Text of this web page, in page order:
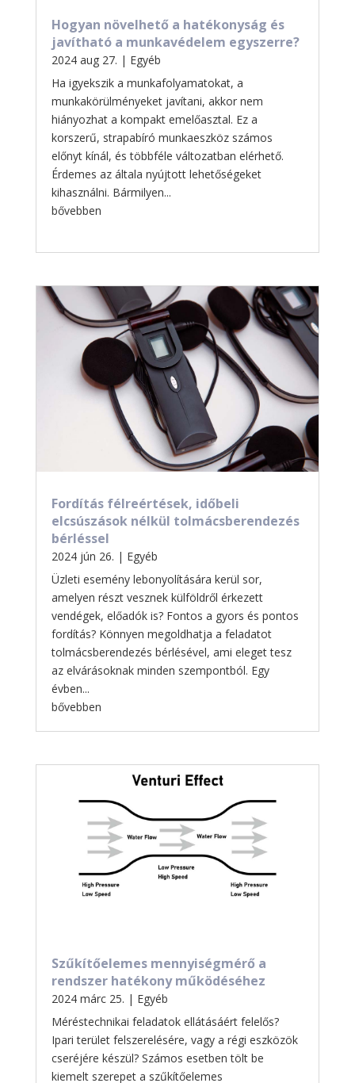
Hogyan növelhető a hatékonyság és
javítható a munkavédelem egyszerre?
2024 aug 27. | Egyéb
Ha igyekszik a munkafolyamatokat, a
munkakörülményeket javítani, akkor nem
hiányozhat a kompakt emelőasztal. Ez a
korszerű, strapabíró munkaeszköz számos
előnyt kínál, és többféle változatban elérhető.
Érdemes az általa nyújtott lehetőségeket
kihasználni. Bármilyen...
bővebben
Fordítás félreértések, időbeli
elcsúszások nélkül tolmácsberendezés
bérléssel
2024 jún 26. | Egyéb
Üzleti esemény lebonyolítására kerül sor,
amelyen részt vesznek külföldről érkezett
vendégek, előadók is? Fontos a gyors és pontos
fordítás? Könnyen megoldhatja a feladatot
tolmácsberendezés bérlésével, ami eleget tesz
az elvárásoknak minden szempontból. Egy
évben...
bővebben
Szűkítőelemes mennyiségmérő a
rendszer hatékony működéséhez
2024 márc 25. | Egyéb
Méréstechnikai feladatok ellátásáért felelős?
Ipari terület felszerelésére, vagy a régi eszközök
cseréjére készül? Számos esetben tölt be
kiemelt szerepet a szűkítőelemes